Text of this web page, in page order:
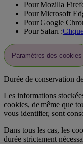
Pour Mozilla
Pour Microsoft
Pour Google
Pour Safari :
Paramètres des cookies
Durée de conservation
Les informations
cookies, de même que
vous identifier, sont
Dans tous les cas, les
durée strictement